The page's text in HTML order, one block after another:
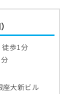
徒歩1分
座大新ビル